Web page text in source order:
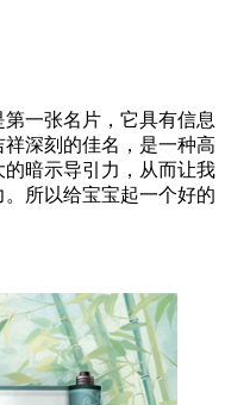
一张名片，它具有信息
深刻的佳名，是一种高
暗示导引力，从而让我
所以给宝宝起一个好的